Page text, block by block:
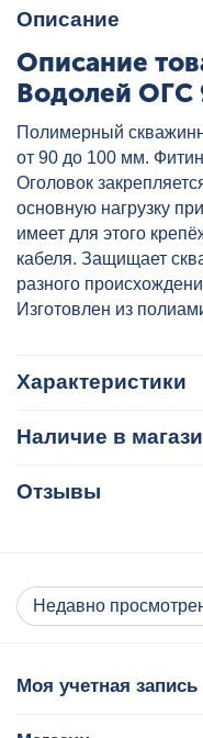
Описание
Описание
Водолей ОГС
PUMPMAN,
32
Полимерный
от 90 до 100 мм.
Оголовок
основную нагрузку
имеет для этого
кабеля. Защищает
разного
Изготовлен из
Характеристики
Наличие в
Отзывы
Недавно
Моя учетная запись